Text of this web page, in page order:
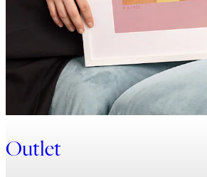
Outlet